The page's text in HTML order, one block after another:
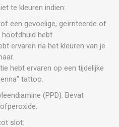
te kleuren indien:
een gevoelige, geïrriteerde of
hebt.
ervaren na het kleuren van je
hebt ervaren op een tijdelijke
tattoo.
(PPD). Bevat
slot: